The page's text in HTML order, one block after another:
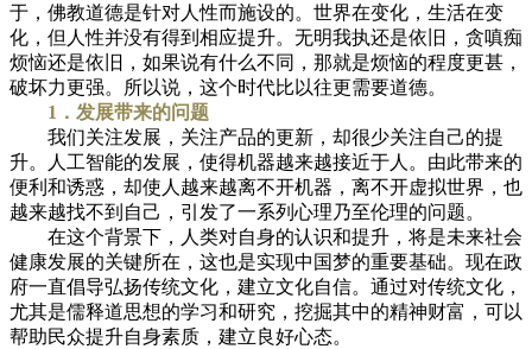
于，佛教道德是针对人性而施设的。世界在变化，生活在变
化，但人性并没有得到相应提升。无明我执还是依旧，贪嗔痴
烦恼还是依旧，如果说有什么不同，那就是烦恼的程度更甚，
破坏力更强。所以说，这个时代比以往更需要道德。
1．发展带来的问题
我们关注发展，关注产品的更新，却很少关注自己的提
升。人工智能的发展，使得机器越来越接近于人。由此带来的
便利和诱惑，却使人越来越离不开机器，离不开虚拟世界，也
越来越找不到自己，引发了一系列心理乃至伦理的问题。
在这个背景下，人类对自身的认识和提升，将是未来社会
健康发展的关键所在，这也是实现中国梦的重要基础。现在政
府一直倡导弘扬传统文化，建立文化自信。通过对传统文化，
尤其是儒释道思想的学习和研究，挖掘其中的精神财富，可以
帮助民众提升自身素质，建立良好心态。